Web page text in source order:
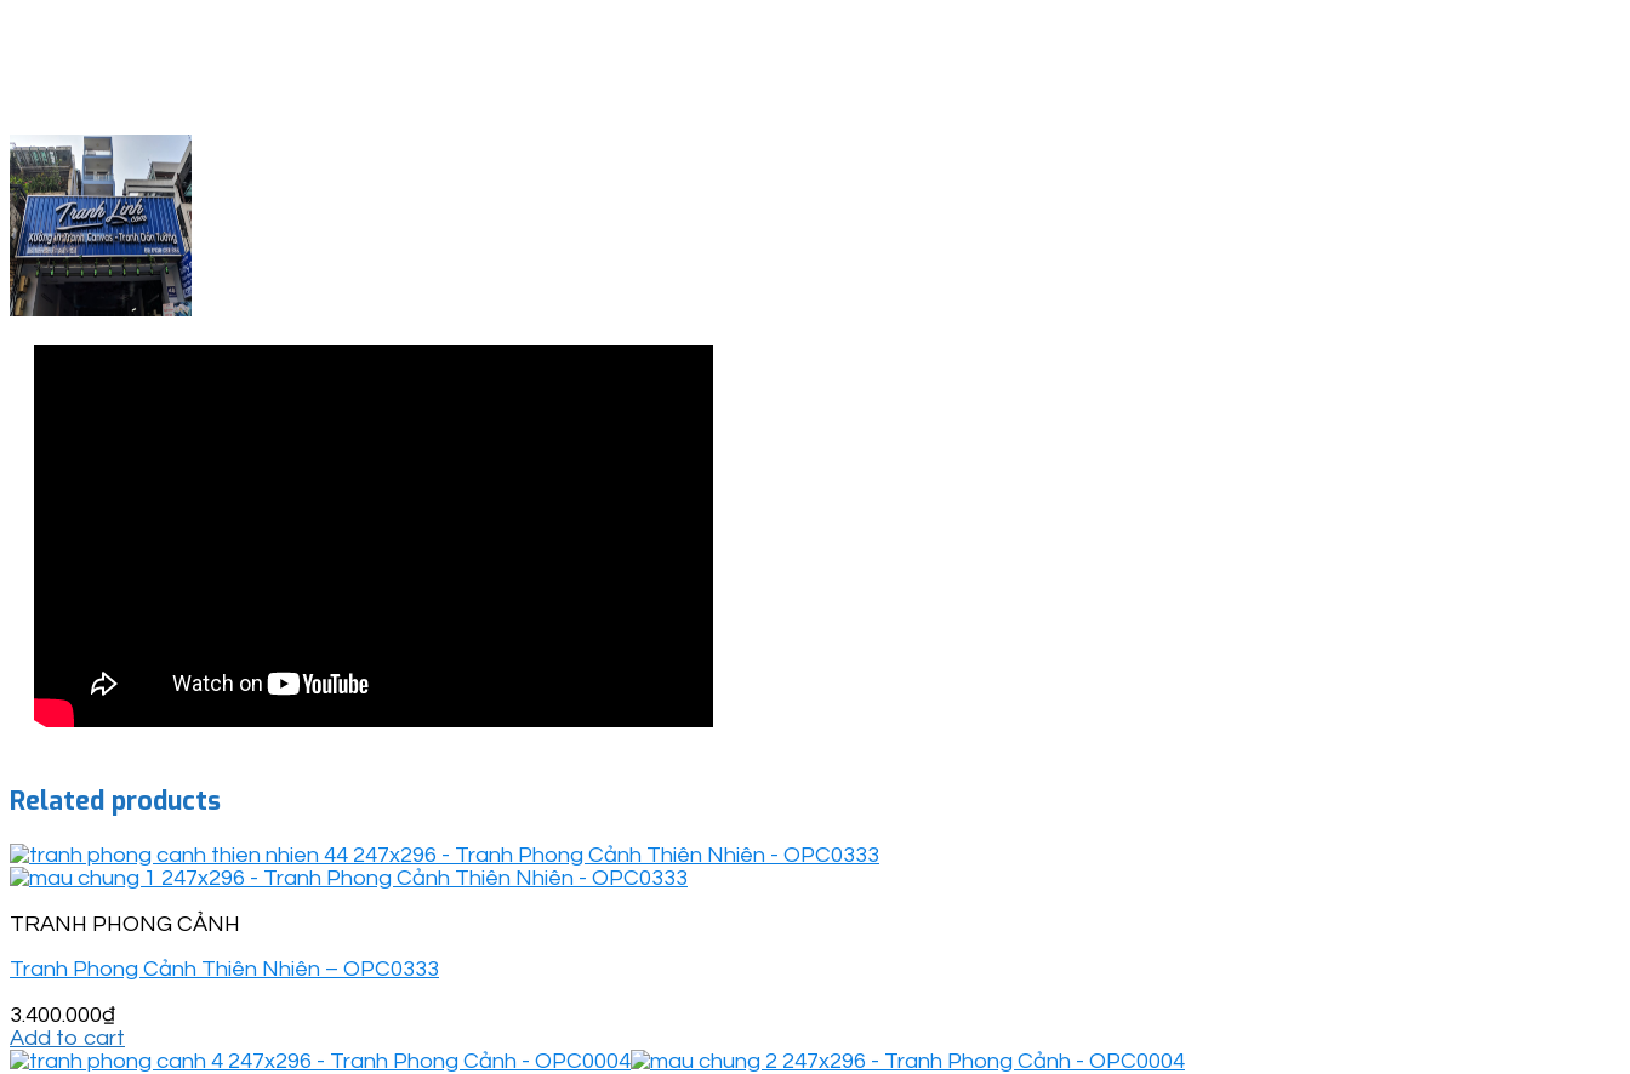
Related products
TRANH PHONG CẢNH
Tranh Phong Cảnh Thiên Nhiên – OPC0333
3.400.000₫
Add to cart